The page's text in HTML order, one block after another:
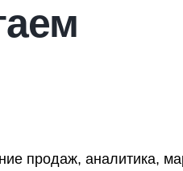
продаж, аналитика,